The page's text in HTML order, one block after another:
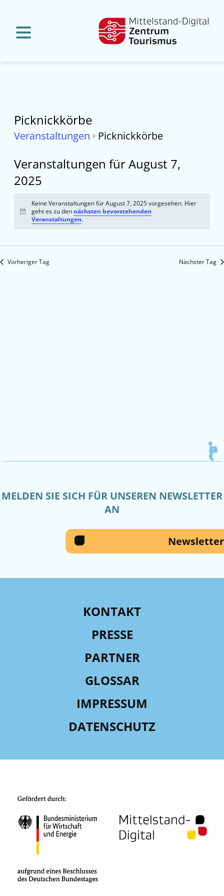
Picknickkörbe
Veranstaltungen Picknickkörbe
Veranstaltungen für August 7,
2025
Hinweis
Keine Veranstaltungen für August 7, 2025 vorgesehen. Hier
geht es zu den nächsten bevorstehenden
Veranstaltungen.
Vorheriger Tag Nächster Tag
MELDEN SIE SICH FÜR UNSEREN NEWSLETTER
AN
Newsletter
KONTAKT
PRESSE
PARTNER
GLOSSAR
IMPRESSUM
DATENSCHUTZ